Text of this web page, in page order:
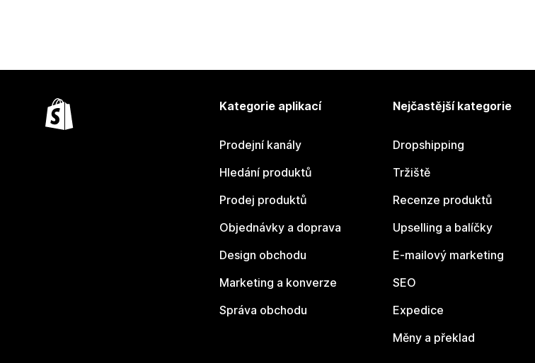
Kategorie aplikací
Prodejní kanály
Hledání produktů
Prodej produktů
Objednávky a doprava
Design obchodu
Marketing a konverze
Správa obchodu
Nejčastější kategorie
Dropshipping
Tržiště
Recenze produktů
Upselling a balíčky
E-mailový marketing
SEO
Expedice
Měny a překlad